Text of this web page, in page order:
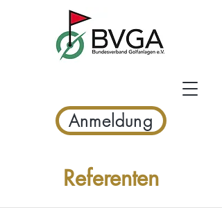
Anmeldung
Referenten